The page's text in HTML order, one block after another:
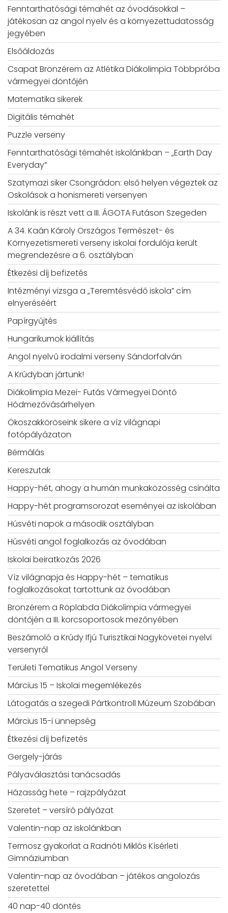
Fenntarthatósági témahét az óvodásokkal –
játékosan az angol nyelv és a környezettudatosság
jegyében
Elsőáldozás
Csapat Bronzérem az Atlétika Diákolimpia Többpróba
vármegyei döntőjén
Matematika sikerek
Digitális témahét
Puzzle verseny
Fenntarthatósági témahét iskolánkban – „Earth Day
Everyday”
Szatymazi siker Csongrádon: első helyen végeztek az
Oskolások a honismereti versenyen
Iskolánk is részt vett a III. ÁGOTA Futáson Szegeden
A 34. Kaán Károly Országos Természet- és
Környezetismereti verseny iskolai fordulója került
megrendezésre a 6. osztályban
Étkezési díj befizetés
Intézményi vizsga a „Teremtésvédő iskola” cím
elnyeréséért
Papírgyűjtés
Hungarikumok kiállítás
Angol nyelvű irodalmi verseny Sándorfalván
A Krúdyban jártunk!
Diákolimpia Mezei- Futás Vármegyei Döntő
Hódmezővásárhelyen
Ökoszakköröseink sikere a víz világnapi
fotópályázaton
Bérmálás
Kereszutak
Happy-hét, ahogy a humán munkaközösség csinálta
Happy-hét programsorozat eseményei az iskolában
Húsvéti napok a második osztályban
Húsvéti angol foglalkozás az óvodában
Iskolai beiratkozás 2026
Víz világnapja és Happy-hét – tematikus
foglalkozásokat tartottunk az óvodában
Bronzérem a Röplabda Diákolimpia vármegyei
döntőjén a III. korcsoportosok mezőnyében
Beszámoló a Krúdy Ifjú Turisztikai Nagykövetei nyelvi
versenyről
Területi Tematikus Angol Verseny
Március 15 – Iskolai megemlékezés
Látogatás a szegedi Pártkontroll Múzeum Szobában
Március 15-i ünnepség
Étkezési díj befizetés
Gergely-járás
Pályaválasztási tanácsadás
Házasság hete – rajzpályázat
Szeretet – versíró pályázat
Valentin-nap az iskolánkban
Termosz gyakorlat a Radnóti Miklós Kísérleti
Gimnáziumban
Valentin-nap az óvodában – játékos angolozás
szeretettel
40 nap-40 döntés